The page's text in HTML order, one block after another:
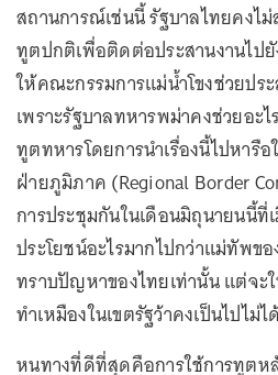
สถานการณ์เช่นนี้ รัฐบาลไทยคงไ
ทูตปกติเพื่อติดต่อประสานงานไป
ให้คณะกรรมการแม่น้ำโขงช่วยปร
เพราะรัฐบาลทหารพม่าคงช่วยอะ
ทูตทหารโดยการนำเรื่องนี้ไปหารื
ฝ่ายภูมิภาค (Regional Border
การประชุมกันในเดือนมิถุนายนนี้ที่
ประโยชน์อะไรมากไปกว่าแม่ทัพข
ทราบปัญหาของไทยเท่านั้น แต่จะ
ทำเหมืองในเขตรัฐว้าคงเป็นไปไม่ไ
หนทางที่ดีที่สุดคือการใช้การทูตห